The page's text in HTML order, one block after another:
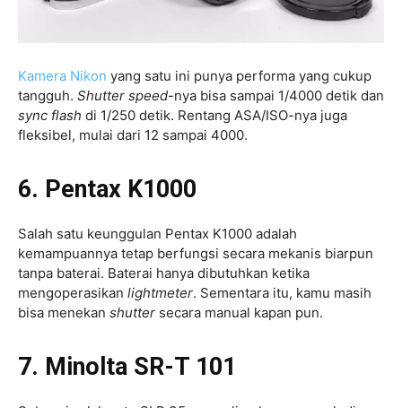
Kamera Nikon yang satu ini punya performa yang cukup
tangguh. Shutter speed-nya bisa sampai 1/4000 detik dan
sync flash di 1/250 detik. Rentang ASA/ISO-nya juga
fleksibel, mulai dari 12 sampai 4000.
6. Pentax K1000
Salah satu keunggulan Pentax K1000 adalah
kemampuannya tetap berfungsi secara mekanis biarpun
tanpa baterai. Baterai hanya dibutuhkan ketika
mengoperasikan lightmeter. Sementara itu, kamu masih
bisa menekan shutter secara manual kapan pun.
7. Minolta SR-T 101